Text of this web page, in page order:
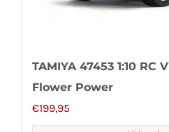
TAMIYA 47453 1:10 RC
Flower Power
€199,95